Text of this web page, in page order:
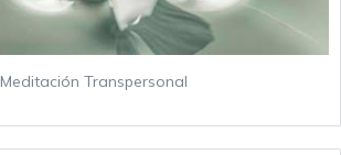
Meditación Transpersonal